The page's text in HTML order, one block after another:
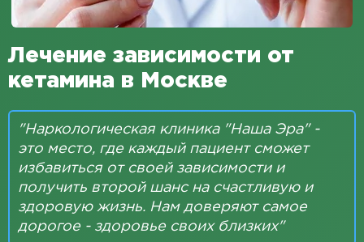
Кодирование Торпедо
Кодирование Двойной блок
Кодирование по методу Довженко
Кодирование Дисульфирамом
Кодирование Алгоминалом
Вшивание от алкоголизма
Кодирование Вивитролом
Лечение зависимости от
кетамина в Москве
"Наркологическая клиника "Наша Эра" -
это место, где каждый пациент сможет
избавиться от своей зависимости и
получить второй шанс на счастливую и
здоровую жизнь. Нам доверяют самое
дорогое - здоровье своих близких"